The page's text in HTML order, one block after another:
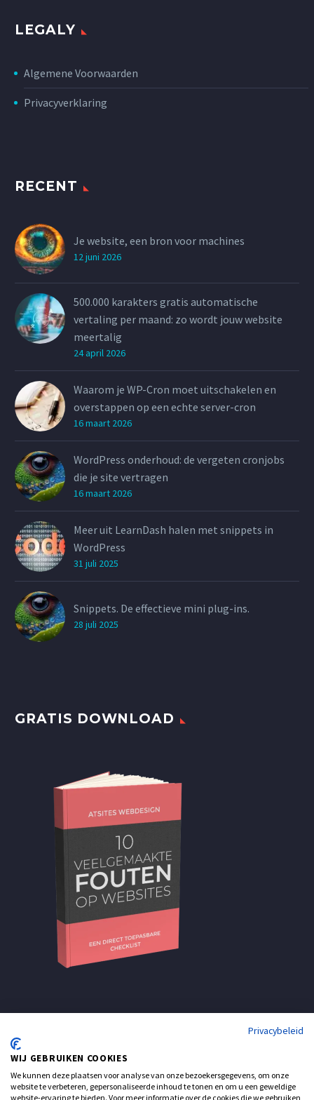
LEGALY
Algemene Voorwaarden
Privacyverklaring
RECENT
Je website, een bron voor machines
12 juni 2026
500.000 karakters gratis automatische
vertaling per maand: zo wordt jouw website
meertalig
24 april 2026
Waarom je WP-Cron moet uitschakelen en
overstappen op een echte server-cron
16 maart 2026
WordPress onderhoud: de vergeten cronjobs
die je site vertragen
16 maart 2026
Meer uit LearnDash halen met snippets in
WordPress
31 juli 2025
Snippets. De effectieve mini plug-ins.
28 juli 2025
GRATIS DOWNLOAD
Privacybeleid
WIJ GEBRUIKEN COOKIES
We kunnen deze plaatsen voor analyse van onze bezoekersgegevens, om onze
website te verbeteren, gepersonaliseerde inhoud te tonen en om u een geweldige
website-ervaring te bieden. Voor meer informatie over de cookies die we gebruiken